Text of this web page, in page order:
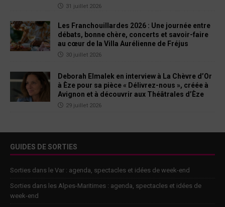
31 juillet 2026
Les Franchouillardes 2026 : Une journée entre
débats, bonne chère, concerts et savoir-faire
au cœur de la Villa Aurélienne de Fréjus
30 juillet 2026
Deborah Elmalek en interview à La Chèvre d’Or
à Èze pour sa pièce « Délivrez-nous », créée à
Avignon et à découvrir aux Théâtrales d’Èze
29 juillet 2026
GUIDES DE SORTIES
Sorties dans le Var : agenda, spectacles et idées de week-end
Sorties dans les Alpes-Maritimes : agenda, spectacles et idées de
week-end